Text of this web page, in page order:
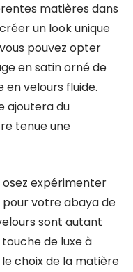
matières dans
un look unique
pouvez opter
en satin orné de
velours fluide.
ajoutera du
tenue une
osez expérimenter
votre abaya de
sont autant
de luxe à
choix de la matière